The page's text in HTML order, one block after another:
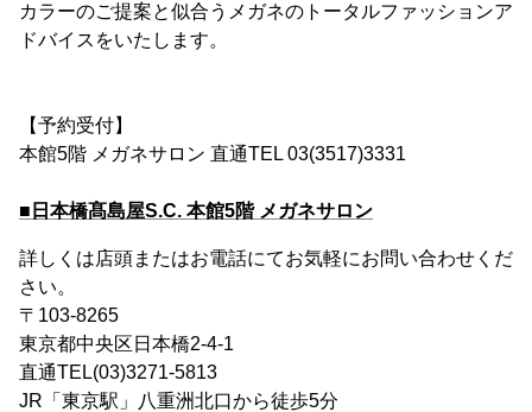
カラーのご提案と似合うメガネのトータルファッションア
ドバイスをいたします。
【予約受付】
本館5階 メガネサロン 直通TEL 03(3517)3331
■日本橋髙島屋S.C. 本館5階 メガネサロン
詳しくは店頭またはお電話にてお気軽にお問い合わせくだ
さい。
〒103-8265
東京都中央区日本橋2-4-1
直通TEL(03)3271-5813
JR「東京駅」八重洲北口から徒歩5分